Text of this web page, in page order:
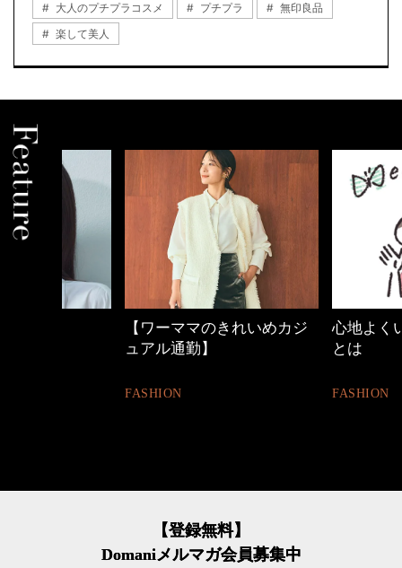
大人のプチプラコスメ
プチプラ
無印良品
楽して美人
【ワーママのきれいめカジ
ュアル通勤】
心地よくいられる
【登録無料】
Domaniメルマガ会員募集中